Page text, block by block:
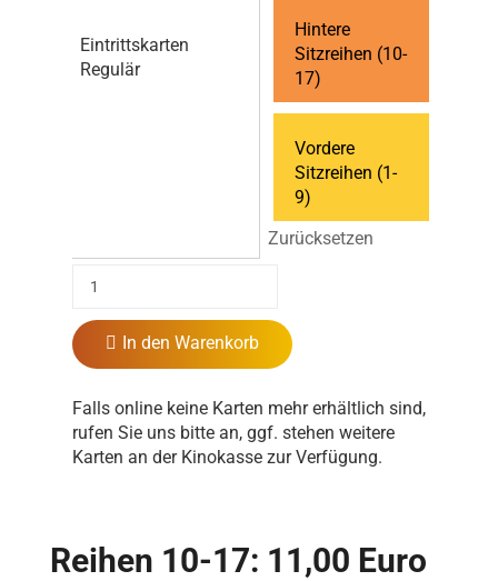
Eintrittskarten
Regulär
Hintere
Sitzreihen (10-
17)
Vordere
Sitzreihen (1-
9)
Zurücksetzen
In den Warenkorb
Falls online keine Karten mehr erhältlich sind,
rufen Sie uns bitte an, ggf. stehen weitere
Karten an der Kinokasse zur Verfügung.
Reihen 10-17: 11,00 Euro